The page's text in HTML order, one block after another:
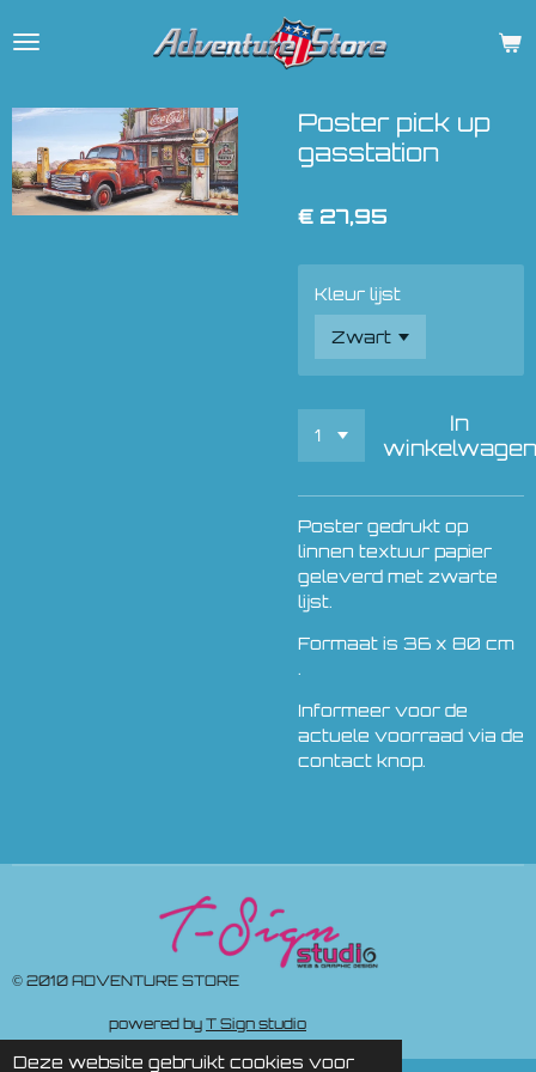
Deze website gebruikt cookies voor
direct
hoofdinhoud
Poster pick up
gasstation
€ 27,95
Kleur lijst
In
winkelwagen
Poster gedrukt op
linnen textuur papier
geleverd met zwarte
lijst.
Formaat is 36 x 80 cm
.
Informeer voor de
actuele voorraad via de
contact knop.
© 2010 ADVENTURE STORE
powered by T Sign studio